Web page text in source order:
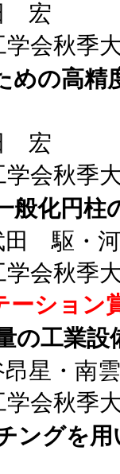
宏
会秋季
めの高
宏
会秋季
般化円柱
田 駆・
会秋季
ーション
の工業設
昂星・南
会秋季
ングを